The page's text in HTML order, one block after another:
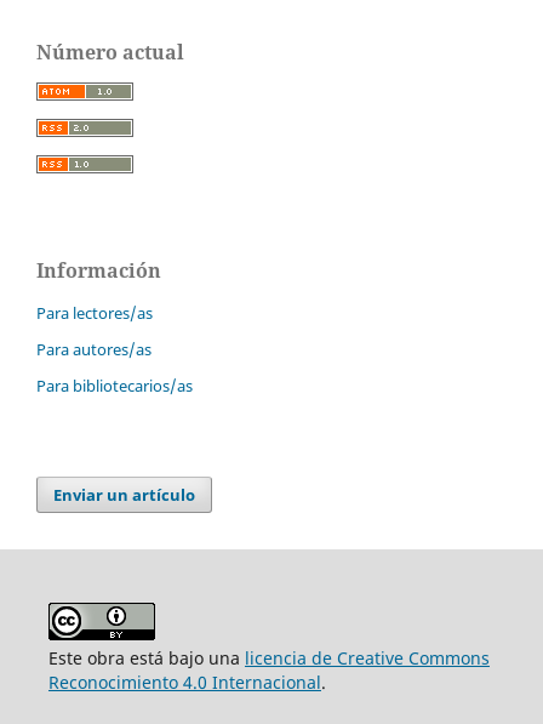
Número actual
Información
Para lectores/as
Para autores/as
Para bibliotecarios/as
Enviar un artículo
Este obra está bajo una licencia de Creative Commons
Reconocimiento 4.0 Internacional.